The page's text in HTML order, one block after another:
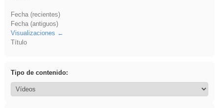
Fecha (recientes)
Fecha (antiguos)
Visualizaciones
Título
Tipo de contenido: